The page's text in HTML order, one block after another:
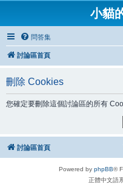
小貓
問答集
討論區首頁
刪除 Cookies
您確定要刪除這個討論區的所有
討論區首頁
Powered by phpBB®
正體中文語